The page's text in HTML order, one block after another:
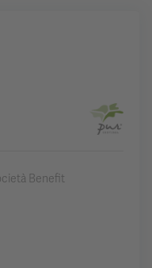
Benefit